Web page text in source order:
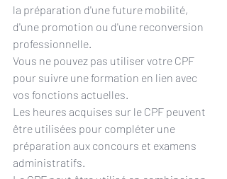
la préparation d'une future mobilité,
d'une promotion ou d'une reconversion
professionnelle.
Vous ne pouvez pas utiliser votre CPF
pour suivre une formation en lien avec
vos fonctions actuelles.
Les heures acquises sur le CPF peuvent
être utilisées pour compléter une
préparation aux concours et examens
administratifs.